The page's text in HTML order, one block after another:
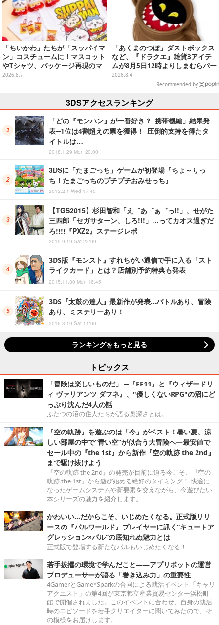
「ちいかわ」たちが「スッパイマ
ン」コスチュームに！マスコット
やTシャツ、パッケージ再現のマ
グネットなど全5アイテム
2026.8.7
「あくまのつぼ」ダストボックス
など、『ドラクエ』雑貨3アイテ
ムが8月5日12時よりしまむらパー
ク（オンラインストア）にて販
2026.8.4
Recommended by
3DSアクセスランキング
「どの『モンハン』が一番好き？ 携帯機編」結果発
表─1位は4割超えの票を獲得！ 圧倒的支持を得たタ
イトルは…
2018.1.29 Mon 20:00
3DSに「たまごっち」ゲームが初登場『ちょ～りっ
ち！たまごっちのプチプチおみせっち』
2012.2.1 Wed 17:40
【TGS2015】杉田智和「え゛あ゛ぁ゛っ!!」、せがた
三四郎「セガサターン、しろ!!!」…ってカオス過ぎだ
ろ!!!!『PXZ2』ステージレポ
2015.9.19 Sat 23:09
3DS版『モンスト』すれちがい通信で手に入る「スト
ライクカード」とは？店舗別予約特典も発表
2015.11.30 Mon 16:45
3DS『太鼓の達人』最新作が発表…バトルあり、冒険
あり、ミステリーあり！
2016.3.19 Sat 11:00
ランキングをもっと見る
トピックス
「冒険は楽しいものだ」 ─『FF11』と『ウィザードリ
ィ ヴァリアンツ ダフネ』、"優しくないRPG"の沼にど
っぷり沈んだ4人の話
ふたつの沼の住人たちが語る奥深さとは。
『空の軌跡』を遊ぶのは「今」がベスト！暑い夏、涼
しい部屋の中で“青い空”が似合う大冒険へ―最安値で
セール中の『the 1st』から新作『空の軌跡 the 2nd』
まで駆け抜けよう
『空の軌跡 the 2nd』の発売が目前に迫る今こそ、『空の
軌跡 the 1st』から遊び始める絶好のタイミング！ 快適に
なったゲームシステムや新要素を交えながら、今遊びたい
本シリーズの魅力を紹介します。
かわいい…だからこそ、いじめたくなる。正式版リリ
ースの『パルワールド』プレイヤーに訊く“キュートア
グレッション×パル”の底知れぬ魅力とは
正式版で登場する新たなパルもいじめたくなる！
若手抜擢の環境で学んだこと――アプリボットの運営
プロデューサーが語る「巻き込み力」の重要性
4GamerとGame*Sparkの合同による就活イベント「キャリ
アクエスト」の第4回が東京都立産業貿易センター浜松町
館で開催されました。このイベントに合わせ、自身の就活
時のエピソードを若手クリエイターに聞いてみたので、そ
の模様をお届けします。